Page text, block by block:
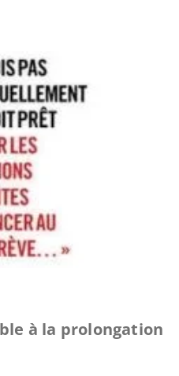
à la prolongation